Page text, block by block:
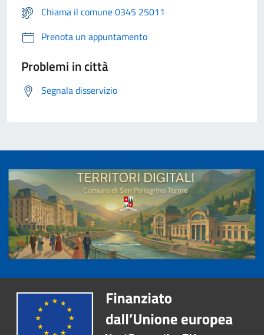
Chiama il comune 0345 25011
Prenota un appuntamento
Problemi in città
Segnala disservizio